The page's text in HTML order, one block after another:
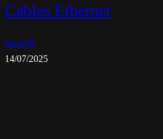
Cables Ethernet
dacstyle
14/07/2025